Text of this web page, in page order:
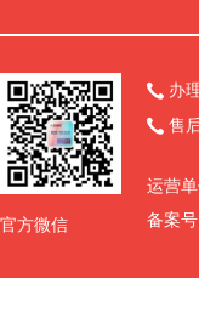
官方微信
 办
 售
运营
备案号